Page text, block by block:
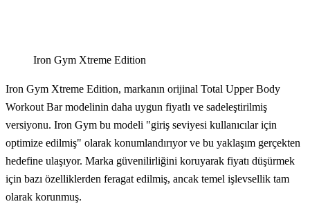
Iron Gym Xtreme Edition
Iron Gym Xtreme Edition, markanın orijinal Total Upper Body
Workout Bar modelinin daha uygun fiyatlı ve sadeleştirilmiş
versiyonu. Iron Gym bu modeli "giriş seviyesi kullanıcılar için
optimize edilmiş" olarak konumlandırıyor ve bu yaklaşım gerçekten
hedefine ulaşıyor. Marka güvenilirliğini koruyarak fiyatı düşürmek
için bazı özelliklerden feragat edilmiş, ancak temel işlevsellik tam
olarak korunmuş.